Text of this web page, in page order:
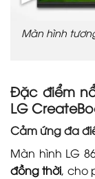
Màn hình
Đặc điểm
LG
Cảm ứng đa
Màn hình LG
đồng thời, cho